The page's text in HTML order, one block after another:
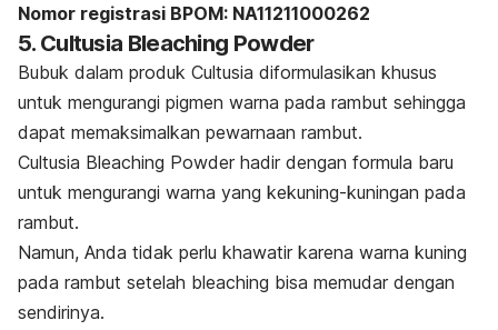
Nomor registrasi BPOM: NA11211000262
5. Cultusia Bleaching Powder
Bubuk dalam produk Cultusia diformulasikan khusus
untuk mengurangi pigmen warna pada rambut sehingga
dapat memaksimalkan pewarnaan rambut.
Cultusia Bleaching Powder hadir dengan formula baru
untuk mengurangi warna yang kekuning-kuningan pada
rambut.
Namun, Anda tidak perlu khawatir karena warna kuning
pada rambut setelah bleaching bisa memudar dengan
sendirinya.